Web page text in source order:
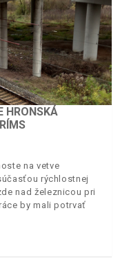
HRONSKÁ
na vetve
rýchlostnej
nad železnicou pri
by mali potrvať